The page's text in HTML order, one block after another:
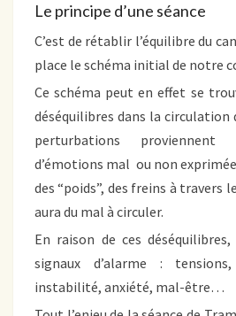
Le principe d’une séance
C’est de rétablir l’équilibre du
place le schéma initial de notre
Ce schéma peut en effet se
déséquilibres dans la circulation
perturbations
d’émotions mal ou non
des “poids”, des freins à travers
aura du mal à circuler.
En raison de ces
signaux d’alarme :
instabilité, anxiété, mal-être…